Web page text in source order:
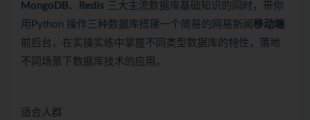
MongoDB、 Redis 三大主流数据库基础知识的同时，带你
用Python 操作三种数据库搭建一个简易的网易新闻 移动端
前后台，在实操实练中掌握不同类型数据库的特性，落地
不同场景下数据库技术的应用。
适合人群